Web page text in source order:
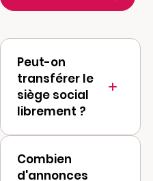
Peut-on
transférer le
siège social
librement ?
le même
Combien
d'annonces